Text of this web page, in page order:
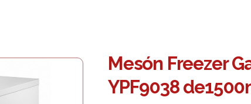
Mesón Freezer
YPF9038